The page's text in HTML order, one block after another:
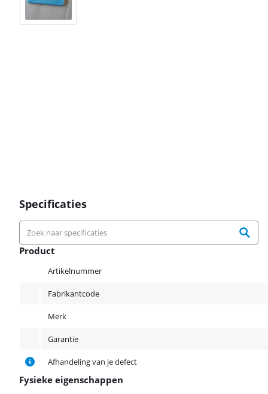
Specificaties
Product
Artikelnummer
Fabrikantcode
Merk
Garantie
Afhandeling van je defect
Fysieke eigenschappen